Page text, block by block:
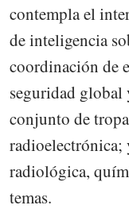
contempla el
de inteligencia
coordinación de
seguridad
conjunto de
radioelectrónica;
radiológica,
temas.